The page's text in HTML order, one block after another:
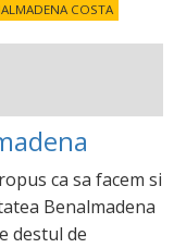
COSTA
ca sa facem si
Benalmadena
destul de